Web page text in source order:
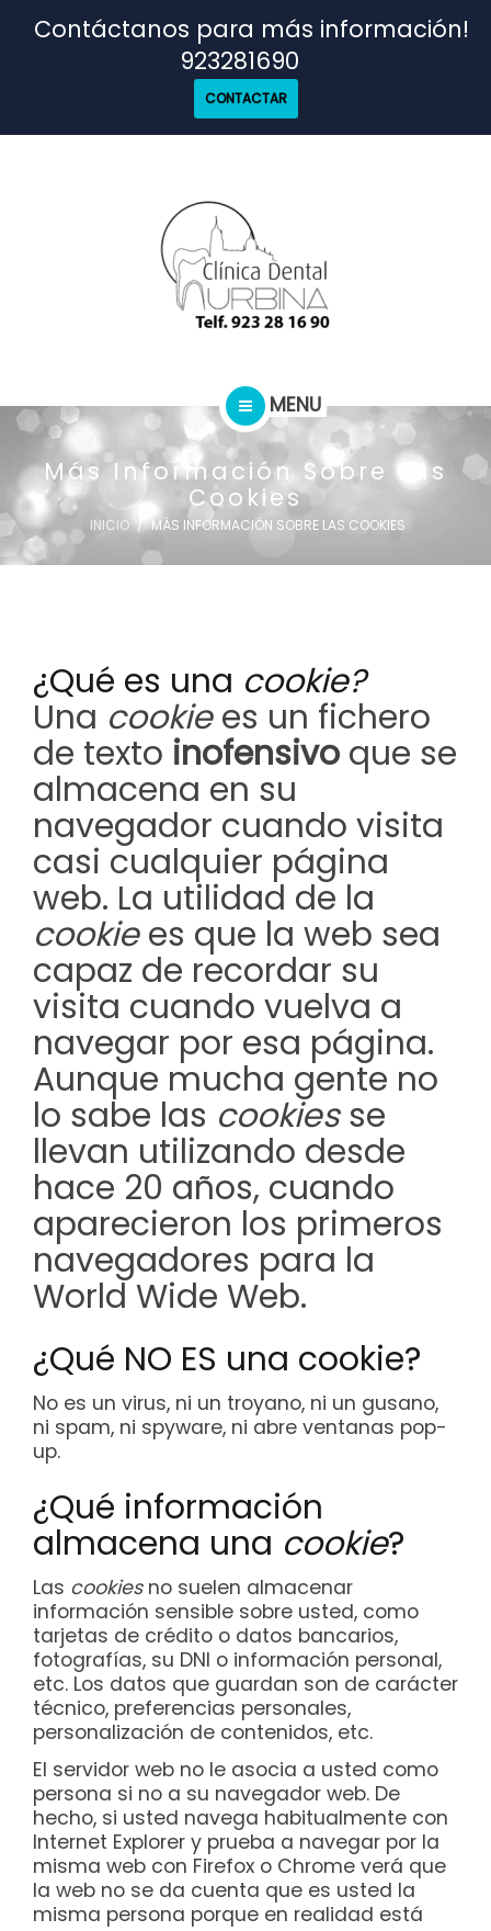
PEDIR CITA
Contáctanos para más información!
923281690
CONTACTAR
MENU
INICIO
TRATAMIENTOS
NUESTRO EQUIPO
BLOG
PEDIR CITA
Más Información Sobre Las
Cookies
INICIO MÁS INFORMACIÓN SOBRE LAS COOKIES
¿Qué es una cookie?
Una cookiees un fichero
de texto inofensivo que se
almacena en su
navegador cuando visita
casi cualquier página
web. La utilidad de la
cookiees que la web sea
capaz de recordar su
visita cuando vuelva a
navegar por esa página.
Aunque mucha gente no
lo sabe las cookiesse
llevan utilizando desde
hace 20 años, cuando
aparecieron los primeros
navegadores para la
World Wide Web.
¿Qué NO ES una cookie?
No es un virus, ni un troyano, ni un gusano,
ni spam, ni spyware, ni abre ventanas pop-
up.
¿Qué información
almacena una cookie?
Las cookiesno suelen almacenar
información sensible sobre usted, como
tarjetas de crédito o datos bancarios,
fotografías, su DNI o información personal,
etc. Los datos que guardan son de carácter
técnico, preferencias personales,
personalización de contenidos, etc.
El servidor web no le asocia a usted como
persona si no a su navegador web. De
hecho, si usted navega habitualmente con
Internet Explorer y prueba a navegar por la
misma web con Firefox o Chrome verá que
la web no se da cuenta que es usted la
misma persona porque en realidad está